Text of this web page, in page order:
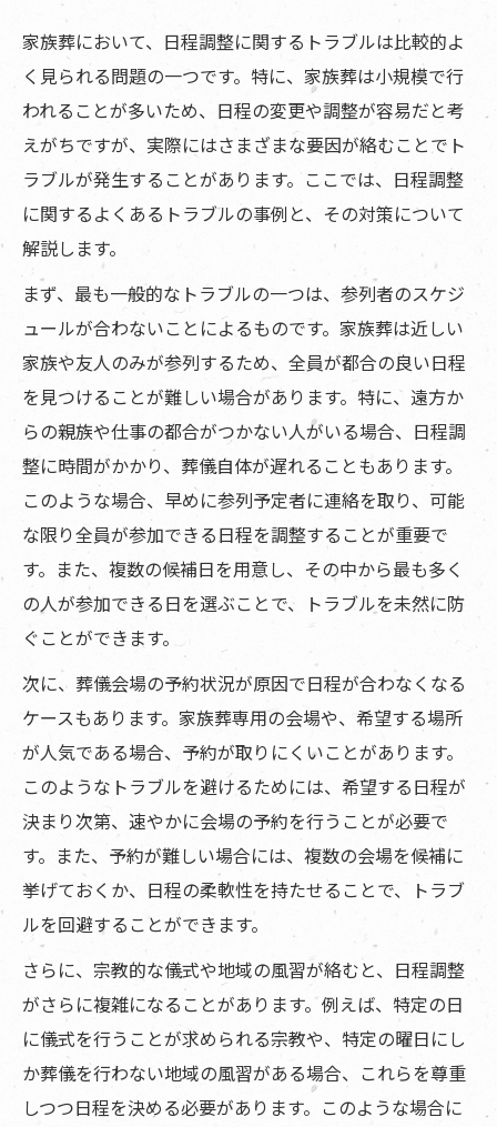
家族葬において、日程調整に関するトラブルは比較的よ
く見られる問題の一つです。特に、家族葬は小規模で行
われることが多いため、日程の変更や調整が容易だと考
えがちですが、実際にはさまざまな要因が絡むことでト
ラブルが発生することがあります。ここでは、日程調整
に関するよくあるトラブルの事例と、その対策について
解説します。
まず、最も一般的なトラブルの一つは、参列者のスケジ
ュールが合わないことによるものです。家族葬は近しい
家族や友人のみが参列するため、全員が都合の良い日程
を見つけることが難しい場合があります。特に、遠方か
らの親族や仕事の都合がつかない人がいる場合、日程調
整に時間がかかり、葬儀自体が遅れることもあります。
このような場合、早めに参列予定者に連絡を取り、可能
な限り全員が参加できる日程を調整することが重要で
す。また、複数の候補日を用意し、その中から最も多く
の人が参加できる日を選ぶことで、トラブルを未然に防
ぐことができます。
次に、葬儀会場の予約状況が原因で日程が合わなくなる
ケースもあります。家族葬専用の会場や、希望する場所
が人気である場合、予約が取りにくいことがあります。
このようなトラブルを避けるためには、希望する日程が
決まり次第、速やかに会場の予約を行うことが必要で
す。また、予約が難しい場合には、複数の会場を候補に
挙げておくか、日程の柔軟性を持たせることで、トラブ
ルを回避することができます。
さらに、宗教的な儀式や地域の風習が絡むと、日程調整
がさらに複雑になることがあります。例えば、特定の日
に儀式を行うことが求められる宗教や、特定の曜日にし
か葬儀を行わない地域の風習がある場合、これらを尊重
しつつ日程を決める必要があります。このような場合に